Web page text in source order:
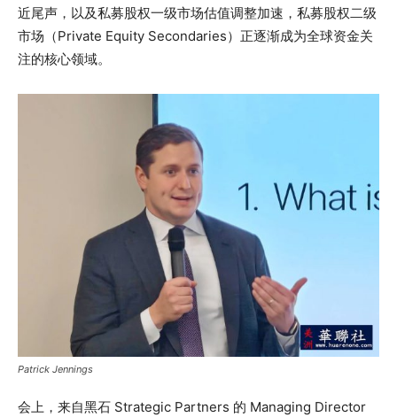
近尾声，以及私募股权一级市场估值调整加速，私募股权二级
市场（Private Equity Secondaries）正逐渐成为全球资金关
注的核心领域。
Patrick Jennings
会上，来自黑石 Strategic Partners 的 Managing Director